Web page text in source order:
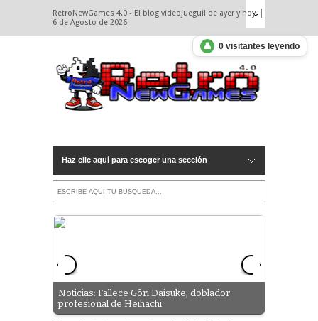
RetroNewGames 4.0 - El blog videojueguil de ayer y hoy.
6 de Agosto de 2026
Haz clic aquí para escoger una sección
Noticias: Fallece Gōri Daisuke, doblador
profesional de Heihachi.
👤 0 visitantes leyendo